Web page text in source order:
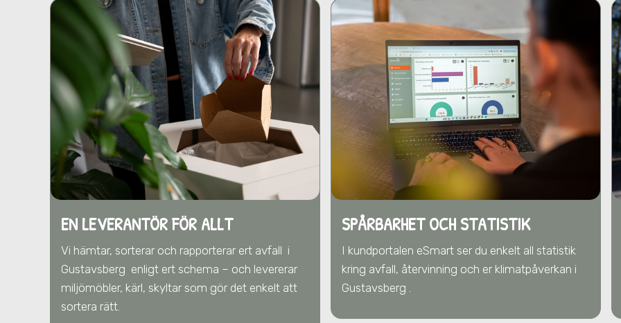
EN LEVERANTÖR FÖR ALLT
Vi hämtar, sorterar och rapporterar ert avfall i
Gustavsberg enligt ert schema – och levererar
miljömöbler, kärl, skyltar som gör det enkelt att
sortera rätt.
SPÅRBARHET OCH STATISTIK
I kundportalen eSmart ser du enkelt all statistik
kring avfall, återvinning och er klimatpåverkan i
Gustavsberg .